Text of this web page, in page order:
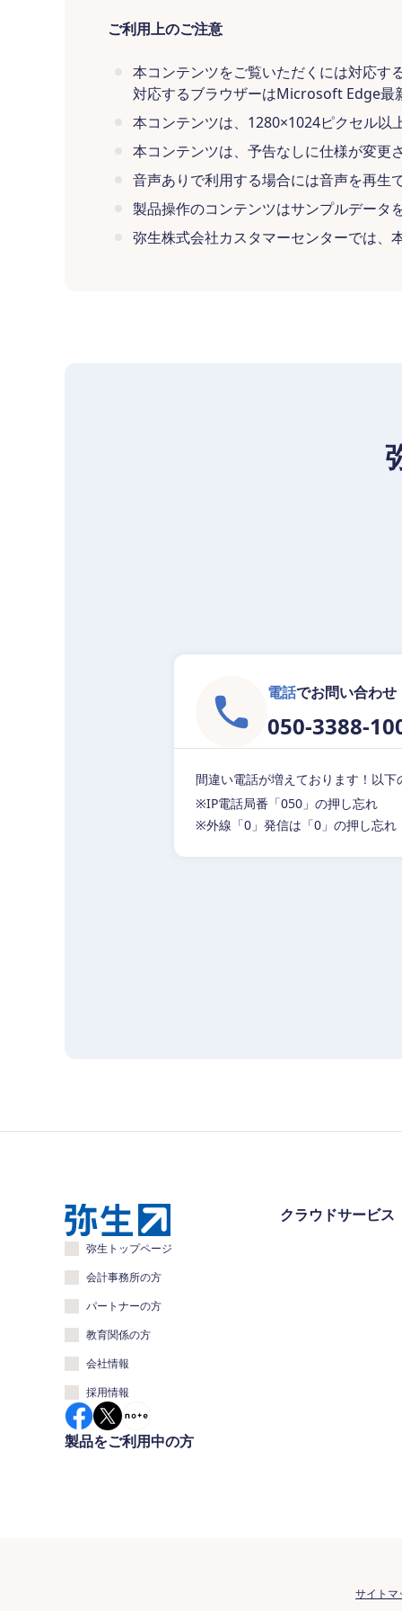
ご利用上のご注意
本コンテンツをご覧いただくには対応す
対応するブラウザーはMicrosoft Edge
本コンテンツは、1280×1024ピクセル以
本コンテンツは、予告なしに仕様が変更
音声ありで利用する場合には音声を再生
製品操作のコンテンツはサンプルデータ
弥生株式会社カスタマーセンターでは、
電話でお問い合わせ
050-3388-
間違い電話が増えております！以
※IP電話局番「050」の押し忘れ
※外線「0」発信は「0」の押し忘れ
弥生トップページ
会計事務所の方
パートナーの方
教育関係の方
会社情報
採用情報
製品をご利用中の方
クラウドサービス
サイトマ